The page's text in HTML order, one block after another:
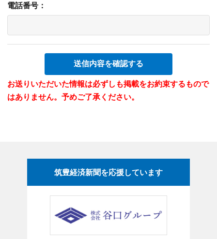
電話番号：
送信内容を確認する
お送りいただいた情報は必ずしも掲載をお約束するもので
はありません。予めご了承ください。
筑豊経済新聞を応援しています